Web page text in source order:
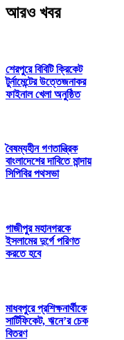
আরও খবর
শেরপুরে বিবিটি ক্রিকেট
টুর্নামেন্টের উত্তেজনাকর
ফাইনাল খেলা অনুষ্ঠিত
বৈষম্যহীন গণতান্ত্রিক
বাংলাদেশের দাবিতে মান্দায়
সিপিবির পথসভা
গাজীপুর মহানগরকে
ইসলামের দুর্গে পরিণত
করতে হবে
মাধবপুরে প্রশিক্ষনার্থীকে
সার্টিফিকেট, ঋনে’র চেক
বিতরণ